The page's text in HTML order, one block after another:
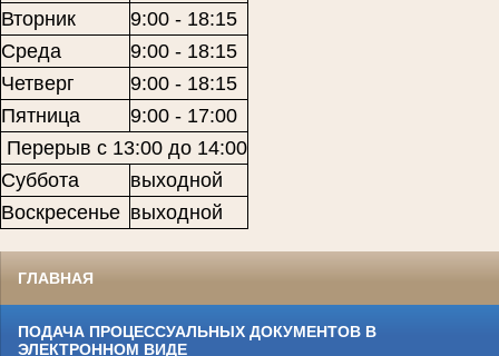
Вторник
9:00 - 18:15
Среда
9:00 - 18:15
Четверг
9:00 - 18:15
Пятница
9:00 - 17:00
Перерыв с 13:00 до 14:00
Суббота
выходной
Воскресенье выходной
ГЛАВНАЯ
ПОДАЧА ПРОЦЕССУАЛЬНЫХ ДОКУМЕНТОВ В
ЭЛЕКТРОННОМ ВИДЕ